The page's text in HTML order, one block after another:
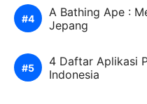
A Bathing Ape :
Jepang
4 Daftar Aplikasi
Indonesia